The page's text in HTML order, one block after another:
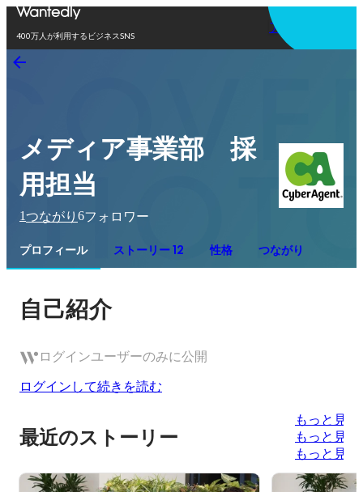
400万人が利用するビジネスSNS
アプリを使う
メディア事業部 採
用担当
1つながり 6フォロワー
プロフィール ストーリー 12 性格 つながり
自己紹介
ログインユーザーのみに公開
ログインして続きを読む
最近のストーリー
もっと見る
もっと見る
もっと見る